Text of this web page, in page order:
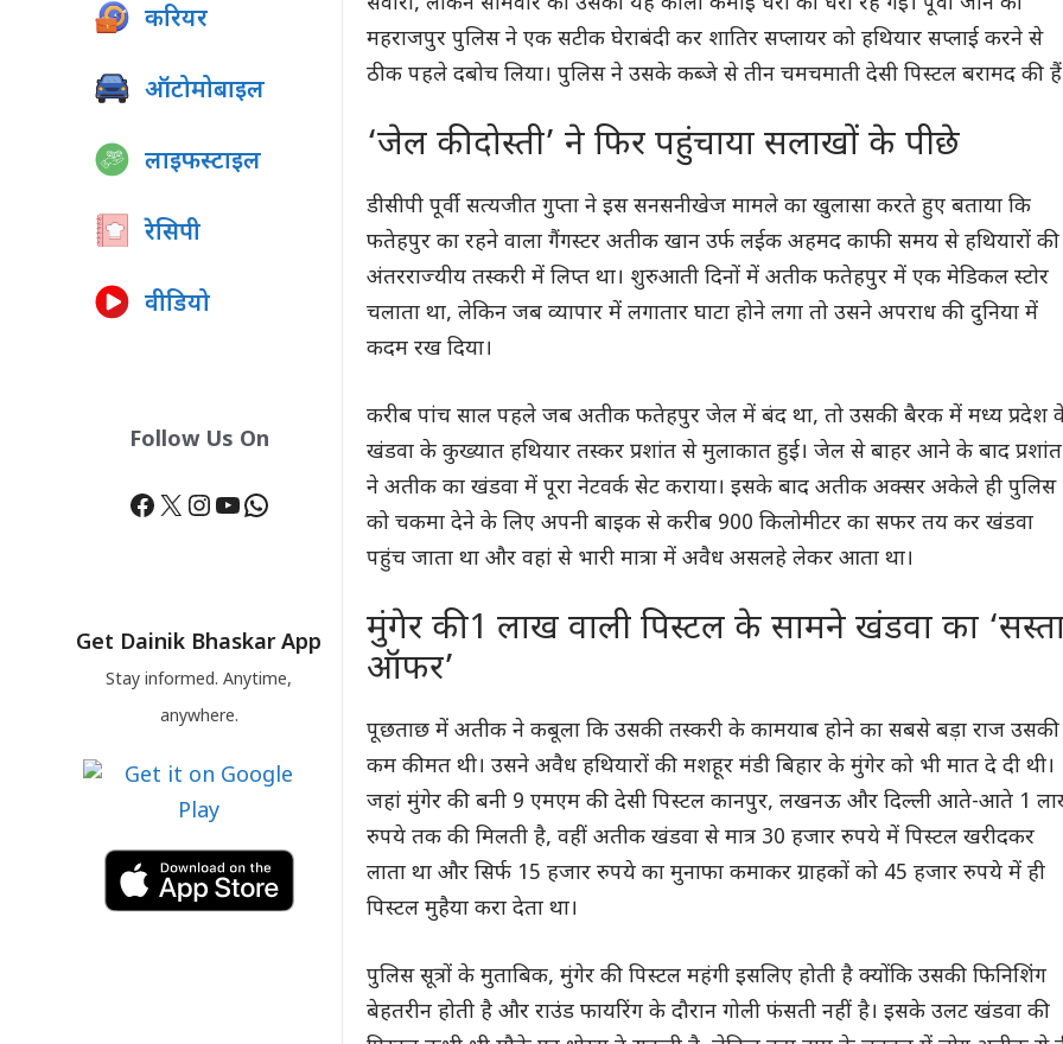
महराजपुर पुलिस ने एक सटीक घेराबंदी कर शातिर सप्लायर को हथियार सप्लाई करने से
ठीक पहले दबोच लिया। पुलिस ने उसके कब्जे से तीन चमचमाती देसी पिस्टल बरामद की
‘जेल की दोस्ती’ ने फिर पहुंचाया सलाखों के पीछे
डीसीपी पूर्वी सत्यजीत गुप्ता ने इस सनसनीखेज मामले का खुलासा करते हुए बताया कि
फतेहपुर का रहने वाला गैंगस्टर अतीक खान उर्फ लईक अहमद काफी समय से हथियारों की
अंतरराज्यीय तस्करी में लिप्त था। शुरुआती दिनों में अतीक फतेहपुर में एक मेडिकल स्टोर
चलाता था, लेकिन जब व्यापार में लगातार घाटा होने लगा तो उसने अपराध की दुनिया में
कदम रख दिया।
करीब पांच साल पहले जब अतीक फतेहपुर जेल में बंद था, तो उसकी बैरक में मध्य प्रदेश
खंडवा के कुख्यात हथियार तस्कर प्रशांत से मुलाकात हुई। जेल से बाहर आने के बाद प्रशांत
ने अतीक का खंडवा में पूरा नेटवर्क सेट कराया। इसके बाद अतीक अक्सर अकेले ही पुलिस
को चकमा देने के लिए अपनी बाइक से करीब 900 किलोमीटर का सफर तय कर खंडवा
पहुंच जाता था और वहां से भारी मात्रा में अवैध असलहे लेकर आता था।
मुंगेर की 1 लाख वाली पिस्टल के सामने खंडवा का
ऑफर’
पूछताछ में अतीक ने कबूला कि उसकी तस्करी के कामयाब होने का सबसे बड़ा राज उसकी
कम कीमत थी। उसने अवैध हथियारों की मशहूर मंडी बिहार के मुंगेर को भी मात दे दी थी।
जहां मुंगेर की बनी 9 एमएम की देसी पिस्टल कानपुर, लखनऊ और दिल्ली आते-आते 1
रुपये तक की मिलती है, वहीं अतीक खंडवा से मात्र 30 हजार रुपये में पिस्टल खरीदकर
लाता था और सिर्फ 15 हजार रुपये का मुनाफा कमाकर ग्राहकों को 45 हजार रुपये में ही
पिस्टल मुहैया करा देता था।
पुलिस सूत्रों के मुताबिक, मुंगेर की पिस्टल महंगी इसलिए होती है क्योंकि उसकी फिनिशिंग
बेहतरीन होती है और राउंड फायरिंग के दौरान गोली फंसती नहीं है। इसके उलट खंडवा की
करियर
ऑटोमोबाइल
लाइफस्टाइल
रेसिपी
वीडियो
Follow Us On
Facebook
X Instagram
YouTube
WhatsApp
Get Dainik Bhaskar App
Stay informed. Anytime,
anywhere.